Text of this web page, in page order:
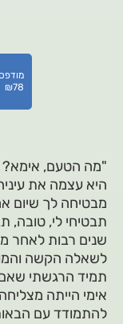
₪78
"מה הטעם, אימא?
היא עצמה את
מבטיחה לך שיום
תבטיחי לי, טובה,
שנים רבות לאחר
לשאלה הקשה
תמיד הרגשתי
אימי הייתה
להתמודד עם